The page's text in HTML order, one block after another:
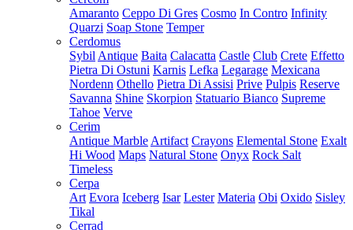
Amaranto Ceppo Di Gres Cosmo In Contro Infinity
Quarzi Soap Stone Temper
Cerdomus
Sybil Antique Baita Calacatta Castle Club Crete Effetto
Pietra Di Ostuni Karnis Lefka Legarage Mexicana
Nordenn Othello Pietra Di Assisi Prive Pulpis Reserve
Savanna Shine Skorpion Statuario Bianco Supreme
Tahoe Verve
Cerim
Antique Marble Artifact Crayons Elemental Stone Exalt
Hi Wood Maps Natural Stone Onyx Rock Salt
Timeless
Cerpa
Art Evora Iceberg Isar Lester Materia Obi Oxido Sisley
Tikal
Cerrad